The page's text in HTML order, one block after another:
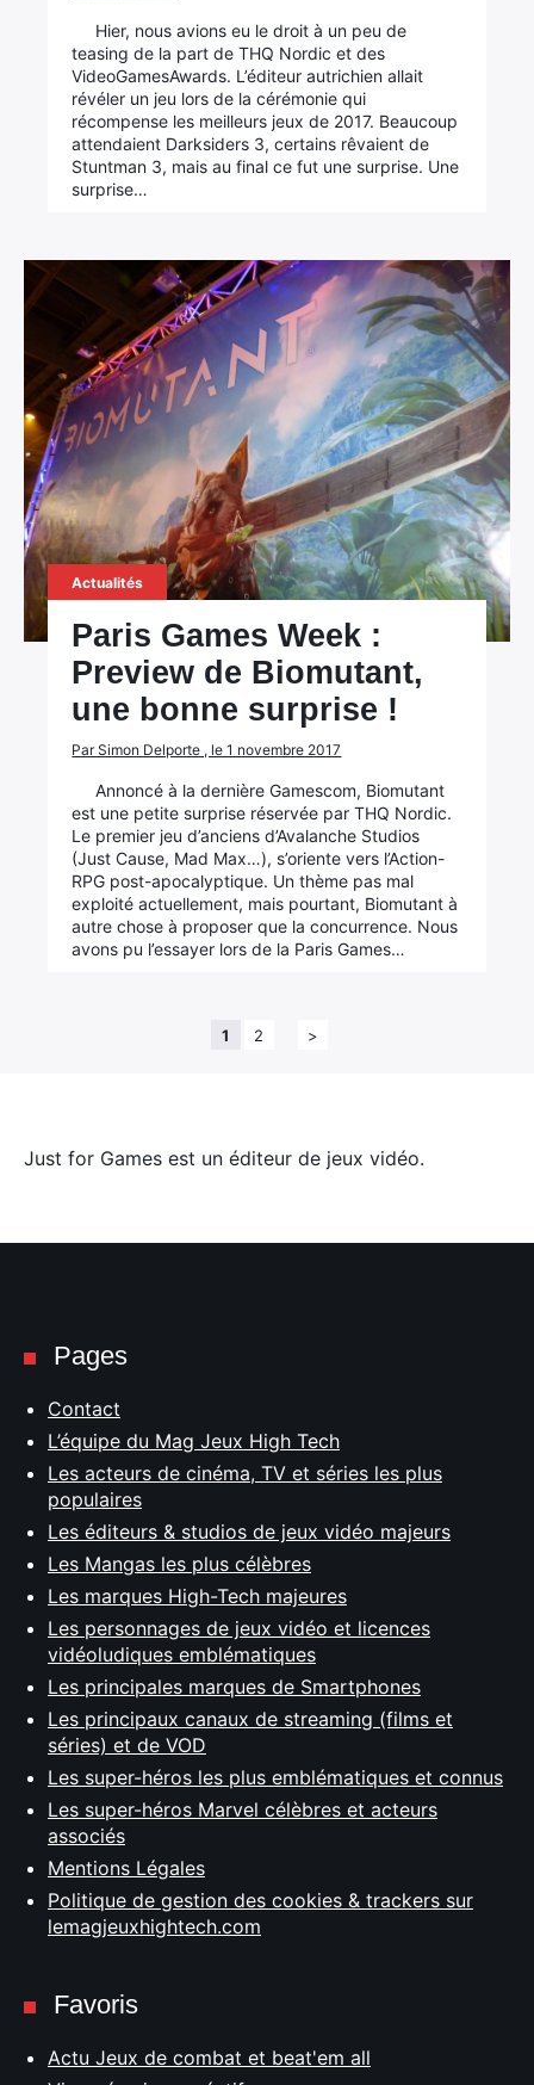
Just for Games est un éditeur de jeux vidéo.
Hier, nous avions eu le droit à un peu de
teasing de la part de THQ Nordic et des
VideoGamesAwards. L’éditeur autrichien allait
révéler un jeu lors de la cérémonie qui
récompense les meilleurs jeux de 2017. Beaucoup
attendaient Darksiders 3, certains rêvaient de
Stuntman 3, mais au final ce fut une surprise. Une
surprise…
Actualités
Paris Games Week :
Preview de Biomutant,
une bonne surprise !
Par Simon Delporte , le 1 novembre 2017
Annoncé à la dernière Gamescom, Biomutant
est une petite surprise réservée par THQ Nordic.
Le premier jeu d’anciens d’Avalanche Studios
(Just Cause, Mad Max…), s’oriente vers l’Action-
RPG post-apocalyptique. Un thème pas mal
exploité actuellement, mais pourtant, Biomutant à
autre chose à proposer que la concurrence. Nous
avons pu l’essayer lors de la Paris Games…
1 2 >
Pages
Contact
L’équipe du Mag Jeux High Tech
Les acteurs de cinéma, TV et séries les plus
populaires
Les éditeurs & studios de jeux vidéo majeurs
Les Mangas les plus célèbres
Les marques High-Tech majeures
Les personnages de jeux vidéo et licences
vidéoludiques emblématiques
Les principales marques de Smartphones
Les principaux canaux de streaming (films et
séries) et de VOD
Les super-héros les plus emblématiques et connus
Les super-héros Marvel célèbres et acteurs
associés
Mentions Légales
Politique de gestion des cookies & trackers sur
lemagjeuxhightech.com
Favoris
Actu Jeux de combat et beat'em all